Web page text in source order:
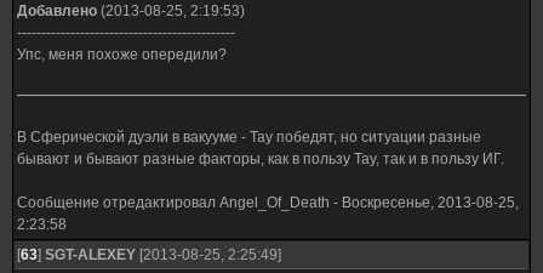
Добавлено (2013-08-25, 2:19:53)
---------------------------------------------
Упс, меня похоже опередили?
В Сферической дуэли в вакууме - Тау победят, но ситуации разные
бывают и бывают разные факторы, как в пользу Тау, так и в пользу ИГ.
Сообщение отредактировал Angel_Оf_Death - Воскресенье, 2013-08-25,
2:23:58
[63] SGT-ALEXEY [2013-08-25, 2:25:49]